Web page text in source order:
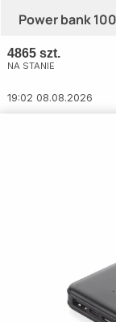
Power bank
4865 szt.
NA STANIE
19:02 08.08.2026